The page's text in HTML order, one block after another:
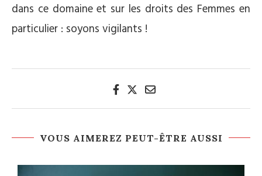
dans ce domaine et sur les droits des Femmes en
particulier : soyons vigilants !
VOUS AIMEREZ PEUT-ÊTRE AUSSI